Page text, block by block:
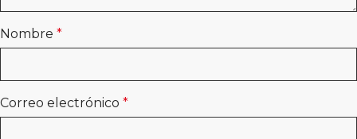
Nombre *
Correo electrónico *